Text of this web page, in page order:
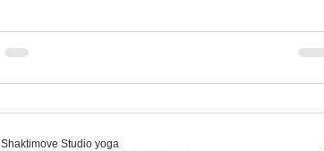
Shaktimove Studio yoga